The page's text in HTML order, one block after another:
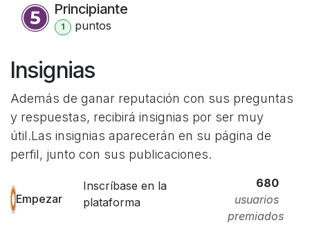
Principiante
1 puntos
Insignias
Además de ganar reputación con sus preguntas
y respuestas, recibirá insignias por ser muy
útil.Las insignias aparecerán en su página de
perfil, junto con sus publicaciones.
Empezar
Inscríbase en la
plataforma
680
usuarios
premiados